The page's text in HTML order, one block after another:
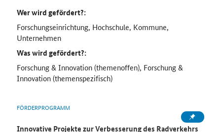
Wer wird gefördert?:
Forschungseinrichtung, Hochschule, Kommune,
Unternehmen
Was wird gefördert?:
Forschung & Innovation (themenoffen), Forschung &
Innovation (themenspezifisch)
FÖRDERPROGRAMM
Innovative Projekte zur Verbesserung des Radverkehrs